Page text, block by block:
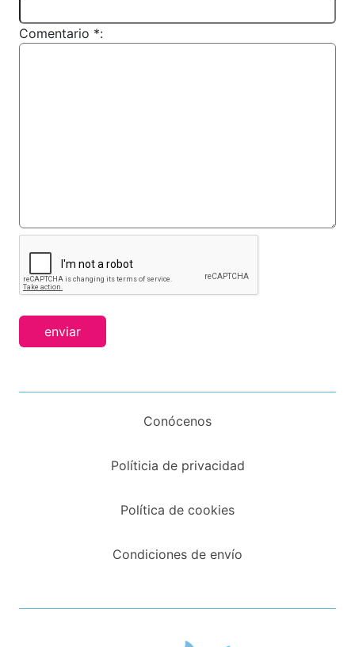
Comentario *:
enviar
Conócenos
Políticia de privacidad
Política de cookies
Condiciones de envío